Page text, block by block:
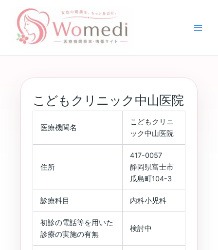
こどもクリニック中山医院
医療機関名
こどもクリニ
ック中山医院
住所
417-0057
静岡県富士市
瓜島町104-3
診療科目 内科小児科
初診の電話等を用いた
診療の実施の有無
検討中